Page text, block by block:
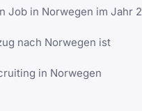
Job in Norwegen im Jahr
nach Norwegen ist
in Norwegen